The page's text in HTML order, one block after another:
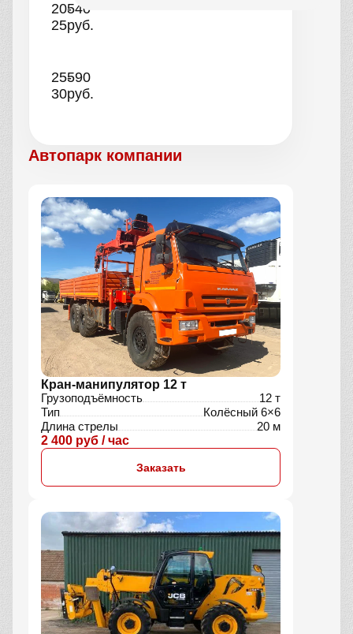
20-
25
540
руб.
25-
30
590
руб.
Автопарк компании
Кран-манипулятор 12 т
Грузоподъёмность
12 т
Тип
Колёсный 6×6
Длина стрелы
20 м
2 400 руб / час
Заказать